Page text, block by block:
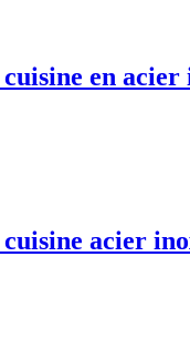
en acier
acier